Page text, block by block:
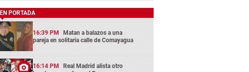
EN PORTADA
16:39 PM Matan a balazos a una
pareja en solitaria calle de Comayagua
16:14 PM Real Madrid alista otro